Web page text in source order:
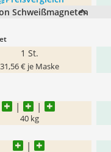
Schweißmagneten
1 St.
31,56 € je Maske
40 kg